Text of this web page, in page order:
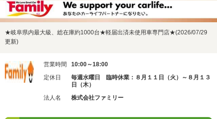
★岐阜県内最大級、総在庫約1000台★軽届出済未使用車専門店★(2026/07/29
更新)
営業時間
10:00～18:00
定休日
毎週水曜日 臨時休業：８月１１日（火）～８月１３
日（木）
法人名
株式会社ファミリー